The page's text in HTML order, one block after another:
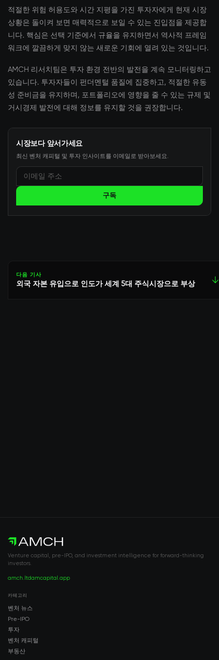
적절한 위험 허용도와 시간 지평을 가진 투자자에게 현재 시장
상황은 돌이켜 보면 매력적으로 보일 수 있는 진입점을 제공합
니다. 핵심은 선택 기준에서 규율을 유지하면서 역사적 프레임
워크에 깔끔하게 맞지 않는 새로운 기회에 열려 있는 것입니다.
AMCH 리서치팀은 투자 환경 전반의 발전을 계속 모니터링하고
있습니다. 투자자들이 펀더멘털 품질에 집중하고, 적절한 유동
성 준비금을 유지하며, 포트폴리오에 영향을 줄 수 있는 규제 및
거시경제 발전에 대해 정보를 유지할 것을 권장합니다.
시장보다 앞서가세요
최신 벤처 캐피털 및 투자 인사이트를 이메일로 받아보세요.
구독
다음 기사
외국 자본 유입으로 인도가 세계 5대 주식시장으로 부상 ↓
Venture capital, pre-IPO, and investment intelligence for forward-thinking
investors.
amch.ltdamcapital.app
카테고리
벤처 뉴스
Pre-IPO
투자
벤처 캐피털
부동산